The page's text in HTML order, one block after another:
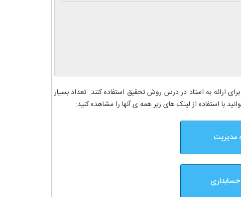
ارائه به استاد در درس روش تحقیق استفاده کنند. تعداد بسیار
با استفاده از لینک های زیر همه ی آنها را مشاهده کنید:
مدیریت
حسابداری